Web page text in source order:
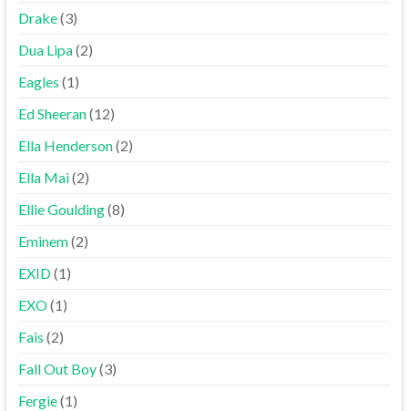
Drake(3)
Dua Lipa(2)
Eagles (1)
Ed Sheeran(12)
Ella Henderson(2)
Ella Mai(2)
Ellie Goulding(8)
Eminem(2)
EXID(1)
EXO(1)
Fais (2)
Fall Out Boy(3)
Fergie(1)